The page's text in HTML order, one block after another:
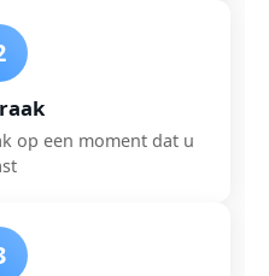
op een moment dat u